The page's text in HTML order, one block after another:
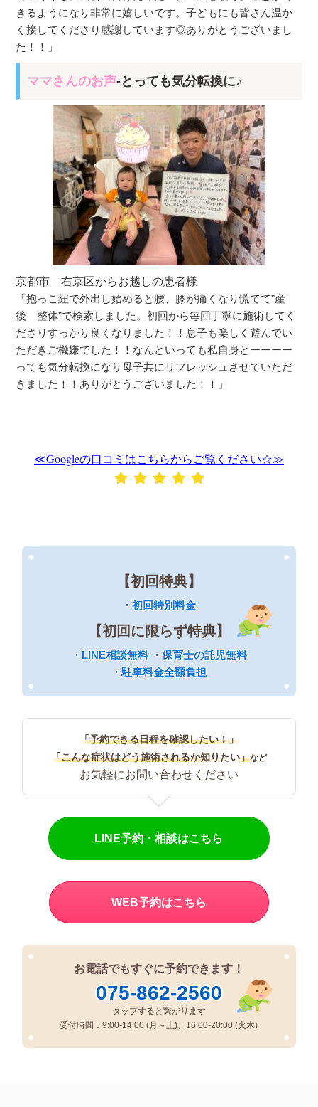
きるようになり非常に嬉しいです。子どもにも皆さん温か
く接してくださり感謝しています◎ありがとうございまし
た！！」
ママさんのお声-とっても気分転換に♪
京都市 右京区からお越しの患者様
「抱っこ紐で外出し始めると腰、膝が痛くなり慌てて”産
後 整体”で検索しました。初回から毎回丁寧に施術してく
ださりすっかり良くなりました！！息子も楽しく遊んでい
ただきご機嫌でした！！なんといっても私自身とーーーー
っても気分転換になり母子共にリフレッシュさせていただ
きました！！ありがとうございました！！」
≪Googleの口コミはこちらからご覧ください☆≫
● ●
● ●
【初回特典】
・初回特別料金
【初回に限らず特典】
・LINE相談無料 ・保育士の託児無料
・駐車料金全額負担
「予約できる日程を確認したい！」
「こんな症状はどう施術されるか知りたい」など
お気軽にお問い合わせください
LINE予約・相談はこちら
WEB予約はこちら
● ●
● ●
お電話でもすぐに予約できます！
075-862-2560
タップすると繋がります
受付時間：9:00-14:00 (月～土)、16:00-20:00 (火木)